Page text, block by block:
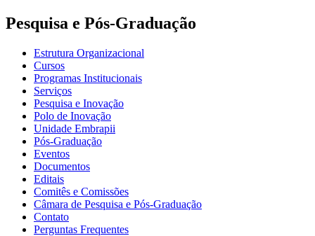
Pesquisa e Pós-Graduação
Estrutura Organizacional
Cursos
Programas Institucionais
Serviços
Pesquisa e Inovação
Polo de Inovação
Unidade Embrapii
Pós-Graduação
Eventos
Documentos
Editais
Comitês e Comissões
Câmara de Pesquisa e Pós-Graduação
Contato
Perguntas Frequentes